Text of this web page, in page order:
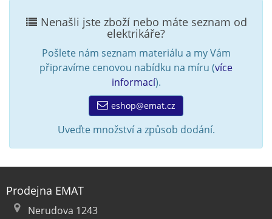
Nenašli jste zboží nebo máte seznam od
elektrikáře?
Pošlete nám seznam materiálu a my Vám
připravíme cenovou nabídku na míru (více
informací).
eshop@emat.cz
Uveďte množství a způsob dodání.
Prodejna EMAT
Nerudova 1243